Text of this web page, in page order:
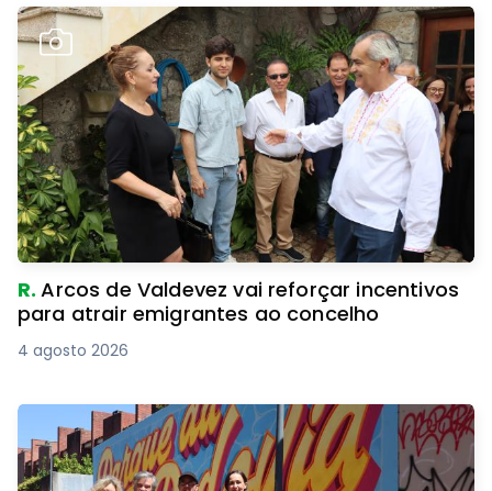
R.Arcos de Valdevez vai reforçar incentivos
para atrair emigrantes ao concelho
4 agosto 2026